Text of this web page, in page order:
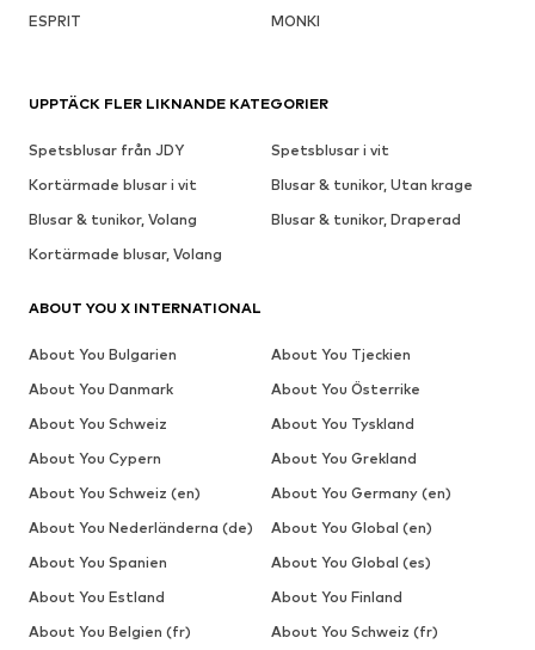
ESPRIT
MONKI
UPPTÄCK FLER LIKNANDE KATEGORIER
Spetsblusar från JDY
Spetsblusar i vit
Kortärmade blusar i vit
Blusar & tunikor, Utan krage
Blusar & tunikor, Volang
Blusar & tunikor, Draperad
Kortärmade blusar, Volang
ABOUT YOU X INTERNATIONAL
About You Bulgarien
About You Tjeckien
About You Danmark
About You Österrike
About You Schweiz
About You Tyskland
About You Cypern
About You Grekland
About You Schweiz (en)
About You Germany (en)
About You Nederländerna (de)
About You Global (en)
About You Spanien
About You Global (es)
About You Estland
About You Finland
About You Belgien (fr)
About You Schweiz (fr)